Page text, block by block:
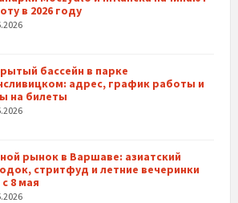
в 2026 году
бассейн в парке
адрес, график работы и
на билеты
рынок в Варшаве: азиатский
стритфуд и летние вечеринки
8 мая